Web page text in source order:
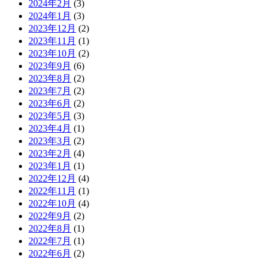
2024年2月 (3)
2024年1月 (3)
2023年12月 (2)
2023年11月 (1)
2023年10月 (2)
2023年9月 (6)
2023年8月 (2)
2023年7月 (2)
2023年6月 (2)
2023年5月 (3)
2023年4月 (1)
2023年3月 (2)
2023年2月 (4)
2023年1月 (1)
2022年12月 (4)
2022年11月 (1)
2022年10月 (4)
2022年9月 (2)
2022年8月 (1)
2022年7月 (1)
2022年6月 (2)